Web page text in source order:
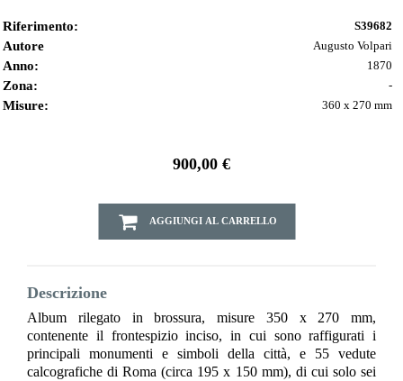
Riferimento: S39682
Autore Augusto Volpari
Anno: 1870
Zona: -
Misure: 360 x 270 mm
900,00 €
AGGIUNGI AL CARRELLO
Descrizione
Album rilegato in brossura, misure 350 x 270 mm,
contenente il frontespizio inciso, in cui sono raffigurati i
principali monumenti e simboli della città, e 55 vedute
calcografiche di Roma (circa 195 x 150 mm), di cui solo sei